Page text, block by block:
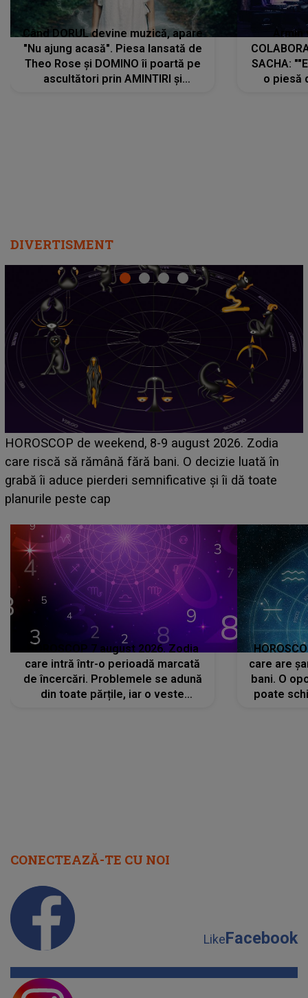
Când DORUL devine muzică, apare
"Nu ajung acasă". Piesa lansată de
Theo Rose și DOMINO îi poartă pe
ascultători prin AMINTIRI și
SACHA:
o piesă
DIVERTISMENT
Emanuel a ținut ACEST DETALIU ASCUNS până
acum! În fața Alexandrei, concurentul din Casa Iubirii
face o MĂRTURISIRE NEAȘTEPTATĂ despre mama
sa: "I-am spus și ei în față, eu nu te iubesc pentru
HOROSCOP 7 august 2026. Zodia
care intră într-o perioadă marcată
de încercări. Problemele se adună
din toate părțile, iar o veste
care are
bani. O
poate
CONECTEAZĂ-TE CU NOI
LikeFacebook